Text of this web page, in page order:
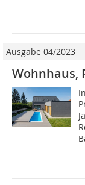
Ausgabe 04/2023
Wohnhaus,